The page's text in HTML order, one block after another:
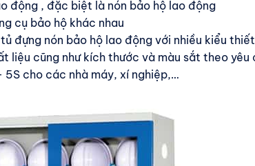
động , đặc biệt là nón bảo hộ lao động
cụ bảo hộ khác nhau
đựng nón bảo hộ lao động với nhiều kiểu
liệu cũng như kích thước và màu sắt theo yêu
cho các nhà máy, xí nghiệp,…